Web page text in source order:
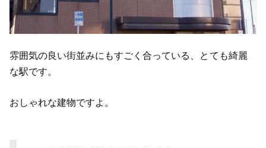
雰囲気の良い街並みにもすごく合っている、とても綺麗
な駅です。
おしゃれな建物ですよ。